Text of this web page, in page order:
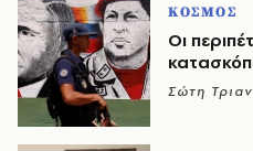
ΚΟΣΜΟΣ
Οι
Σώτη